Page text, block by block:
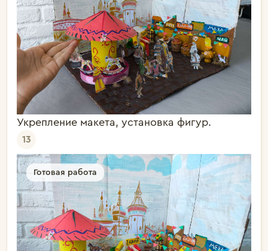
Укрепление макета, установка фигур.
13
Готовая работа